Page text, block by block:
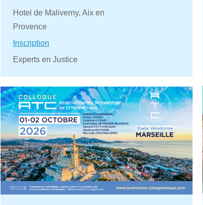
Hotel de Maliverny, Aix en
Provence
Inscription
Experts en Justice